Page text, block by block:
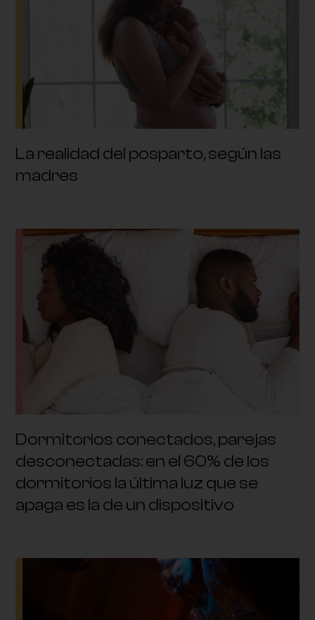
La realidad del posparto, según las
madres
Dormitorios conectados, parejas
desconectadas: en el 60% de los
dormitorios la última luz que se
apaga es la de un dispositivo